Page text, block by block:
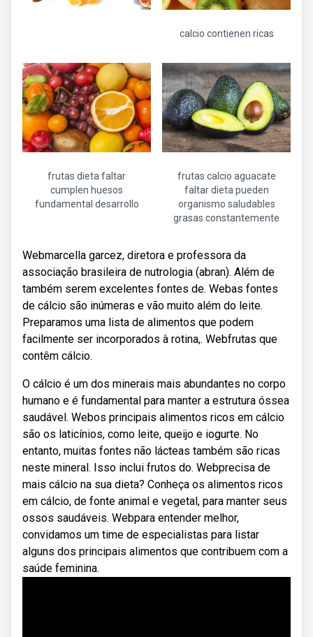
calcio contienen ricas
frutas dieta faltar
cumplen huesos
fundamental desarrollo
frutas calcio aguacate
faltar dieta pueden
organismo saludables
grasas constantemente
Webmarcella garcez, diretora e professora da
associação brasileira de nutrologia (abran). Além de
também serem excelentes fontes de. Webas fontes
de cálcio são inúmeras e vão muito além do leite.
Preparamos uma lista de alimentos que podem
facilmente ser incorporados à rotina,. Webfrutas que
contêm cálcio.
O cálcio é um dos minerais mais abundantes no corpo
humano e é fundamental para manter a estrutura óssea
saudável. Webos principais alimentos ricos em cálcio
são os laticínios, como leite, queijo e iogurte. No
entanto, muitas fontes não lácteas também são ricas
neste mineral. Isso inclui frutos do. Webprecisa de
mais cálcio na sua dieta? Conheça os alimentos ricos
em cálcio, de fonte animal e vegetal, para manter seus
ossos saudáveis. Webpara entender melhor,
convidamos um time de especialistas para listar
alguns dos principais alimentos que contribuem com a
saúde feminina.